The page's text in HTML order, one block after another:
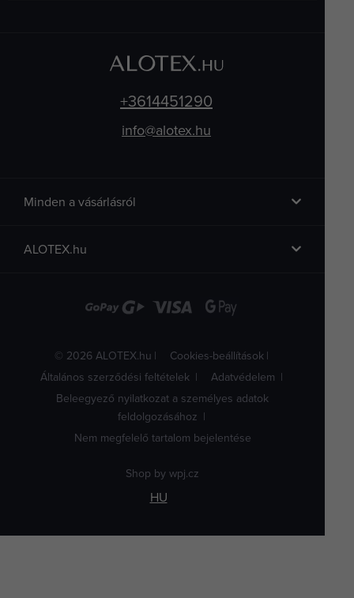
+3614451290
info@alotex.hu
Minden a vásárlásról
ALOTEX.hu
© 2026 ALOTEX.hu
Cookies-beállítások
Általános szerződési feltételek
Adatvédelem
Beleegyező nyilatkozat a személyes adatok
feldolgozásához
Nem megfelelő tartalom bejelentése
Shop by wpj.cz
HU